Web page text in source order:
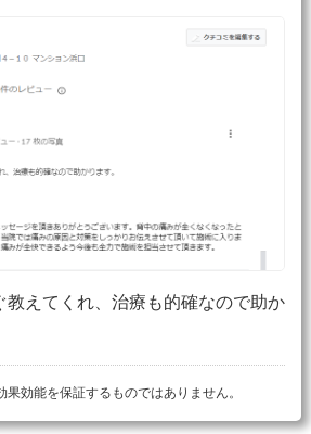
教えてくれ、治療も的確なので助か
効能を保証するものではありません。